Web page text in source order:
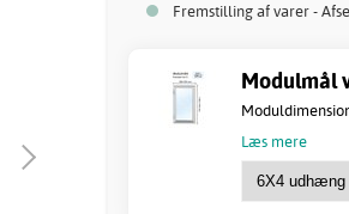
Fremstilling af varer -
Modulmål
Læs mere